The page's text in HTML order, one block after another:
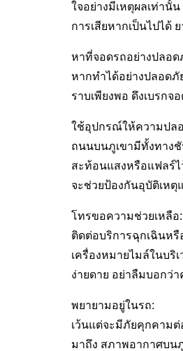
ใจอย่างมีเหตุผลเท่านั้
การเสียหากเป็นไปได้
หาที่จอดรถอย่างปลอด
หากทำได้อย่างปลอด
ราบเพียงพอ ดึงเบรกจ
ใช้อุปกรณ์ให้ความปล
ถนนบนภูเขามีทั้งทาง
สะท้อนแสงหรือแฟลร์
จะช่วยป้องกันอุบัติเหตุ
โทรขอความช่วยเหลือ:
ติดต่อบริการฉุกเฉินห
เครื่องหมายไมล์ในบ
ง่ายดาย อย่าลืมบอกว่
พยายามอยู่ในรถ:
เว้นแต่จะมีภัยคุกคาม
มาถึง สภาพอากาศบน